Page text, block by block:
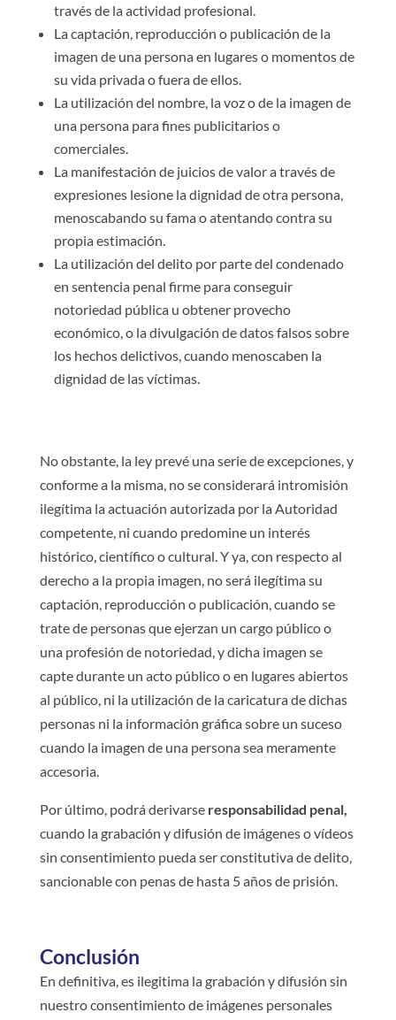
través de la actividad profesional.
La captación, reproducción o publicación de la
imagen de una persona en lugares o momentos de
su vida privada o fuera de ellos.
La utilización del nombre, la voz o de la imagen de
una persona para fines publicitarios o
comerciales.
La manifestación de juicios de valor a través de
expresiones lesione la dignidad de otra persona,
menoscabando su fama o atentando contra su
propia estimación.
La utilización del delito por parte del condenado
en sentencia penal firme para conseguir
notoriedad pública u obtener provecho
económico, o la divulgación de datos falsos sobre
los hechos delictivos, cuando menoscaben la
dignidad de las víctimas.
No obstante, la ley prevé una serie de excepciones, y
conforme a la misma, no se considerará intromisión
ilegítima la actuación autorizada por la Autoridad
competente, ni cuando predomine un interés
histórico, científico o cultural. Y ya, con respecto al
derecho a la propia imagen, no será ilegítima su
captación, reproducción o publicación, cuando se
trate de personas que ejerzan un cargo público o
una profesión de notoriedad, y dicha imagen se
capte durante un acto público o en lugares abiertos
al público, ni la utilización de la caricatura de dichas
personas ni la información gráfica sobre un suceso
cuando la imagen de una persona sea meramente
accesoria.
Por último, podrá derivarse responsabilidad penal,
cuando la grabación y difusión de imágenes o vídeos
sin consentimiento pueda ser constitutiva de delito,
sancionable con penas de hasta 5 años de prisión.
Conclusión
En definitiva, es ilegitima la grabación y difusión sin
nuestro consentimiento de imágenes personales